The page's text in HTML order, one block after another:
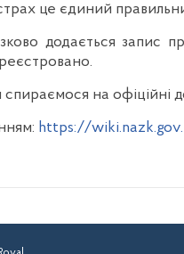
це єдиний
додається запис
спираємося на офіційні
https://